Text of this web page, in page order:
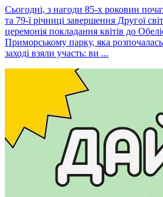
Сьогодні, з нагоди 85-х роковин
та 79-ї річниці завершення Другої
церемонія покладання квітів до
Приморському парку, яка
заході взяли участь: ви ...